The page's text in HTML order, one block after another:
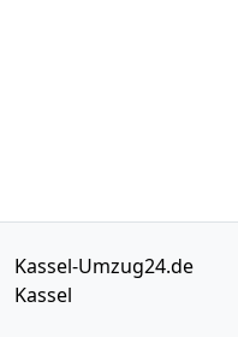
Kassel-Umzug24.de
Kassel